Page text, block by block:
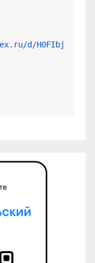
d/H0FIbj